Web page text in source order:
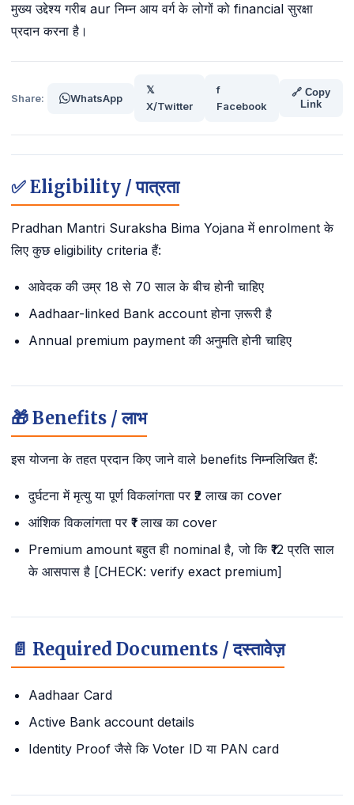
मुख्य उद्देश्य गरीब aur निम्न आय वर्ग के लोगों को financial सुरक्षा
प्रदान करना है।
Share: WhatsApp
𝕏
X/Twitter
f
Facebook
🔗 Copy
Link
✅ Eligibility / पात्रता
Pradhan Mantri Suraksha Bima Yojana में enrolment के
लिए कुछ eligibility criteria हैं:
आवेदक की उम्र 18 से 70 साल के बीच होनी चाहिए
Aadhaar-linked Bank account होना ज़रूरी है
Annual premium payment की अनुमति होनी चाहिए
🎁 Benefits / लाभ
इस योजना के तहत प्रदान किए जाने वाले benefits निम्नलिखित हैं:
दुर्घटना में मृत्यु या पूर्ण विकलांगता पर ₹2 लाख का cover
आंशिक विकलांगता पर ₹1 लाख का cover
Premium amount बहुत ही nominal है, जो कि ₹12 प्रति साल
के आसपास है [CHECK: verify exact premium]
📄 Required Documents / दस्तावेज़
Aadhaar Card
Active Bank account details
Identity Proof जैसे कि Voter ID या PAN card